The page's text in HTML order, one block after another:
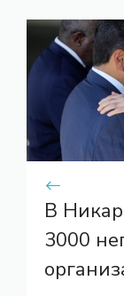
В
3000